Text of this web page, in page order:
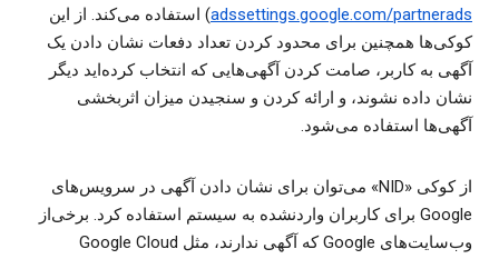
adssettings.google.com/partnerads) استفاده می‌کند. از این
کوکی‌ها همچنین برای محدود کردن تعداد دفعات نشان دادن یک
آگهی به کاربر، صامت کردن آگهی‌هایی که انتخاب کرده‌اید دیگر
نشان داده نشوند، و ارائه کردن و سنجیدن میزان اثربخشی
آگهی‌ها استفاده می‌شود.
از کوکی «NID» می‌توان برای نشان دادن آگهی در سرویس‌های
Google برای کاربران واردنشده به سیستم استفاده کرد. برخی‌از
وب‌سایت‌های Google که آگهی ندارند، مثل ‎Google Cloud